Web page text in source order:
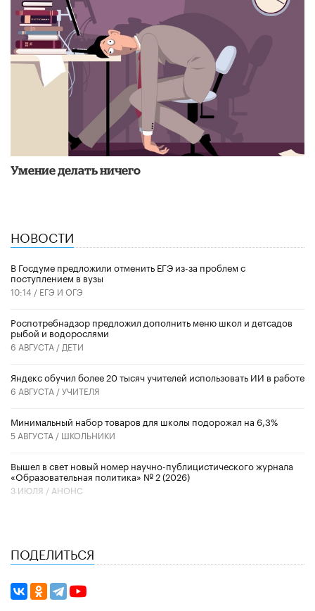
Умение делать ничего
НОВОСТИ
В Госдуме предложили отменить ЕГЭ из-за проблем с
поступлением в вузы
10:14 / ЕГЭ И ОГЭ
Роспотребнадзор предложил дополнить меню школ и детсадов
рыбой и водорослями
6 АВГУСТА / ДЕТИ
​Яндекс обучил более 20 тысяч учителей использовать ИИ в работе
6 АВГУСТА /УЧИТЕЛЯ
Минимальный набор товаров для школы подорожал на 6,3%
5 АВГУСТА / ШКОЛЬНИКИ
Вышел в свет новый номер научно-публицистического журнала
«Образовательная политика» № 2 (2026)
3 ИЮЛЯ / АНОНС
ПОДЕЛИТЬСЯ